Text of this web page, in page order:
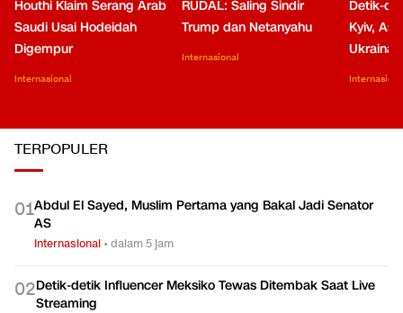
Houthi Klaim Serang Arab
Saudi Usai Hodeidah
Digempur
Internasional
RUDAL: Saling Sindir
Trump dan Netanyahu
Internasional
Detik-
Kyiv,
Ukraina
TERPOPULER
01Abdul El Sayed, Muslim Pertama yang Bakal Jadi Senator
AS
Internasional •dalam 5 jam
02Detik-detik Influencer Meksiko Tewas Ditembak Saat Live
Streaming